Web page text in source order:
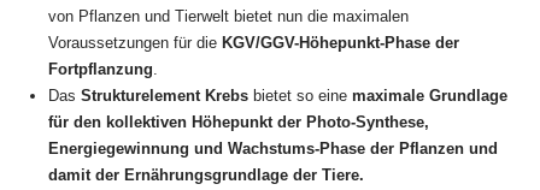
von Pflanzen und Tierwelt bietet nun die maximalen
Voraussetzungen für die KGV/GGV-Höhepunkt-Phase der
Fortpflanzung
Das Strukturelement Krebs bietet so eine maximale Grundlage
für den kollektiven Höhepunkt der Photo-Synthese,
Energiegewinnung und Wachstums-Phase der Pflanzen und
damit der Ernährungsgrundlage der Tiere.